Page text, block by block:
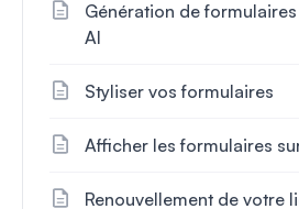
Génération de
AI
Styliser vos formulaires
Afficher les formulaires
Renouvellement de votre